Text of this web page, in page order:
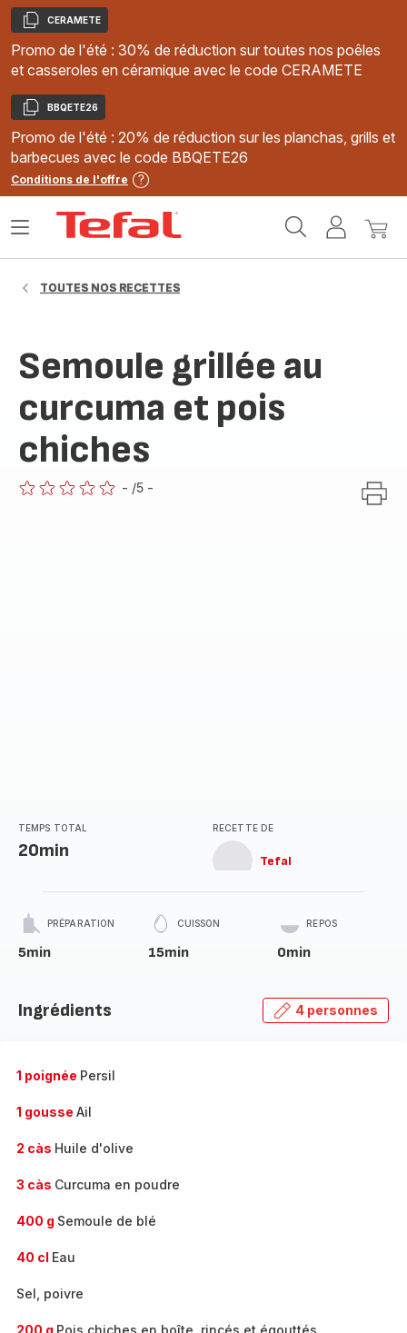
Copier
CERAMETE
Promo de l'été : 30% de réduction sur toutes nos poêles
et casseroles en céramique avec le code CERAMETE
Copier
BBQETE26
Promo de l'été : 20% de réduction sur les planchas, grills et
barbecues avec le code BBQETE26
Conditions de l'offre
MonMon
Ouvrir
TOUTES NOS RECETTES
Semoule grillée au
curcuma et pois
chiches
- /5 -
TEMPS TOTAL
20min
RECETTE DE
Tefal
PRÉPARATION
5min
CUISSON
15min
REPOS
0min
Ingrédients 4 personnes
1 poignée Persil
1 gousse Ail
2 càs Huile d'olive
3 càs Curcuma en poudre
400 g Semoule de blé
40 cl Eau
Sel, poivre
200 g Pois chiches en boîte, rincés et égouttés